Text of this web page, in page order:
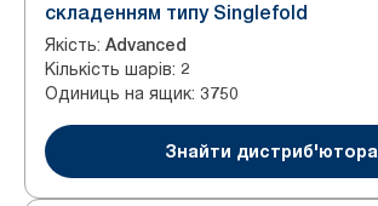
складенням типу Singlefold
Якість: Advanced
Кількість шарів: 2
Одиниць на ящик: 3750
Знайти дистриб'ютора